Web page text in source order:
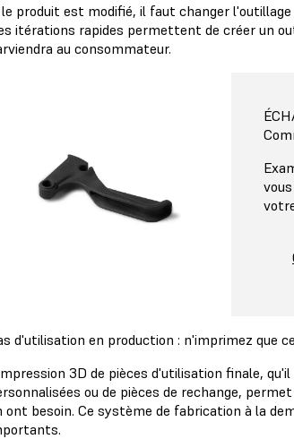
le produit est modifié, il faut changer
itérations rapides permettent de créer un
au consommateur.
d'utilisation en production : n'imprimez que
3D de pièces d'utilisation finale,
ou de pièces de rechange,
ont besoin. Ce système de fabrication à la